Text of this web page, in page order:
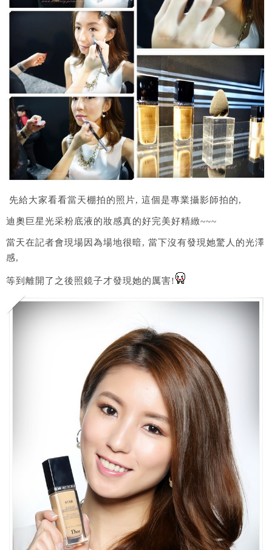
先給大家看看當天棚拍的照片, 這個是專業攝影師拍的,
迪奧巨星光采粉底液的妝感真的好完美好精緻~~~
當天在記者會現場因為場地很暗, 當下沒有發現她驚人的光澤
感,
等到離開了之後照鏡子才發現她的厲害!